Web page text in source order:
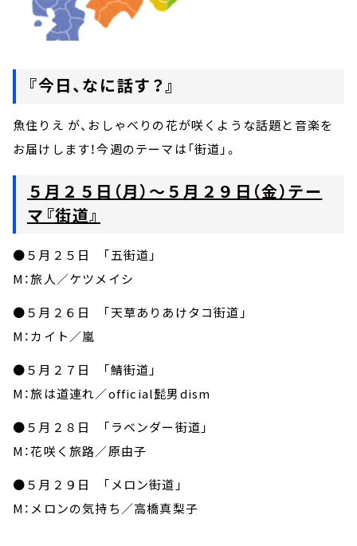
『今日、なに話す？』
魚住りえ が、おしゃべりの花が咲くような話題と音楽を
お届けします！今週のテーマは「街道」。
５月２５日（月）～５月２９日（金）テー
マ『街道』
●５月２５日 「五街道」
M：旅人／ケツメイシ
●５月２６日 「天草ありあけタコ街道」
M：カイト／嵐
●５月２７日 「鯖街道」
M：旅は道連れ／official髭男dism
●５月２８日 「ラベンダー街道」
M：花咲く旅路／原由子
●５月２９日 「メロン街道」
M：メロンの気持ち／高橋真梨子